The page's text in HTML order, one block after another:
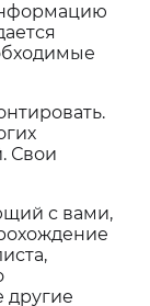
Свои
с вами,
другие